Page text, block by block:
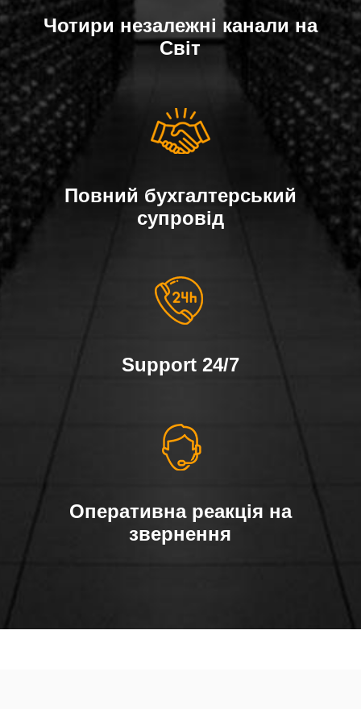
Чотири незалежні канали на
Світ
Повний бухгалтерський
супровід
Support 24/7
Оперативна реакція на
звернення